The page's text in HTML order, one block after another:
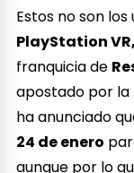
Estos no son
PlayStation VR,
franquicia de
apostado por la
ha anunciado
24 de enero
aunque por lo